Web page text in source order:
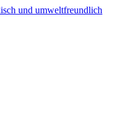
und umweltfreundlich